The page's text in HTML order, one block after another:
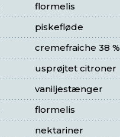
flormelis
piskefløde
cremefraiche 38 %
usprøjtet citroner
vaniljestænger
flormelis
nektariner